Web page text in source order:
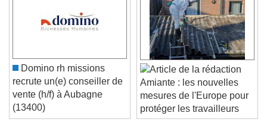
Caption Area Background
Font Size
Text Edge Style
Domino rh missions
recrute un(e) conseiller de
vente (h/f) à Aubagne
(13400)
Amiante : les nouvelles
mesures de l'Europe pour
protéger les travailleurs